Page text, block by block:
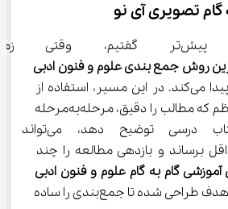
همانطور که پیش‌تر گفتیم،
روش جمع بندی علوم و فنون ادبی
اهمیت زیادی پیدا می‌کند. در این مسیر، استفاده از
یک منبع آموزشی منظم که مطالب را دقیق، مرحله‌به‌مرحله
و مطابق با کتاب درسی
حداقل برساند و بازدهی مطالعه را چند
آموزشی گام به گام علوم و فنون ادبی
دقیقا با همین هدف طراحی شده تا جمع‌بندی را ساده